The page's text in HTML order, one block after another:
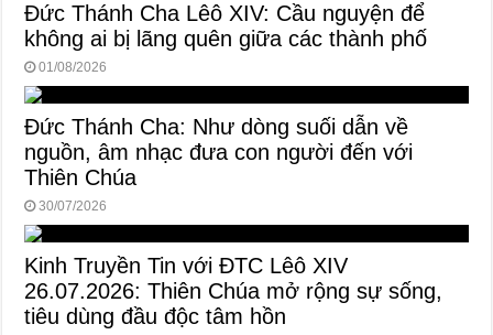
Đức Thánh Cha Lêô XIV: Cầu nguyện để
không ai bị lãng quên giữa các thành phố
01/08/2026
Đức Thánh Cha: Như dòng suối dẫn về
nguồn, âm nhạc đưa con người đến với
Thiên Chúa
30/07/2026
Kinh Truyền Tin với ĐTC Lêô XIV
26.07.2026: Thiên Chúa mở rộng sự sống,
tiêu dùng đầu độc tâm hồn